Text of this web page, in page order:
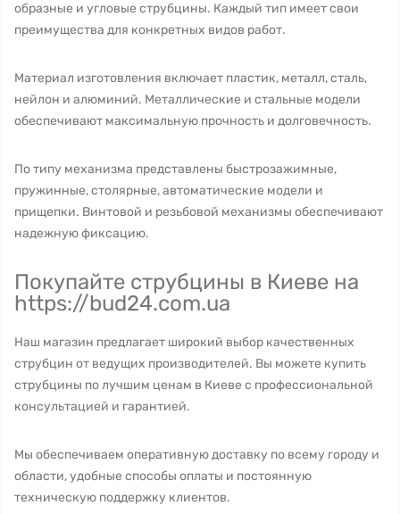
образные и угловые струбцины. Каждый тип имеет свои
преимущества для конкретных видов работ.
Материал изготовления включает пластик, металл, сталь,
нейлон и алюминий. Металлические и стальные модели
обеспечивают максимальную прочность и долговечность.
По типу механизма представлены быстрозажимные,
пружинные, столярные, автоматические модели и
прищепки. Винтовой и резьбовой механизмы обеспечивают
надежную фиксацию.
Покупайте струбцины в Киеве на
https://bud24.com.ua
Наш магазин предлагает широкий выбор качественных
струбцин от ведущих производителей. Вы можете купить
струбцины по лучшим ценам в Киеве с профессиональной
консультацией и гарантией.
Мы обеспечиваем оперативную доставку по всему городу и
области, удобные способы оплаты и постоянную
техническую поддержку клиентов.